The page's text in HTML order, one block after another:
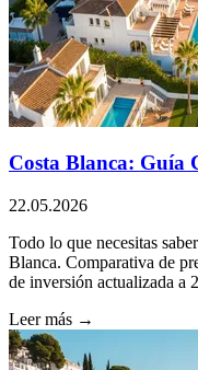
Costa Blanca: Guía
22.05.2026
Todo lo que necesitas
Blanca. Comparativa de
de inversión actualizada a
Leer más →